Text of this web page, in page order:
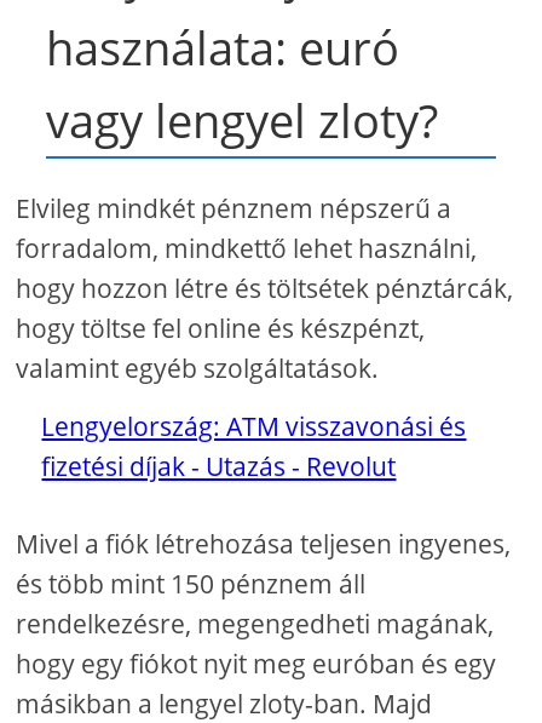
használata: euró
vagy lengyel zloty?
Elvileg mindkét pénznem népszerű a
forradalom, mindkettő lehet használni,
hogy hozzon létre és töltsétek pénztárcák,
hogy töltse fel online és készpénzt,
valamint egyéb szolgáltatások.
Lengyelország: ATM visszavonási és
fizetési díjak - Utazás - Revolut
Mivel a fiók létrehozása teljesen ingyenes,
és több mint 150 pénznem áll
rendelkezésre, megengedheti magának,
hogy egy fiókot nyit meg euróban és egy
másikban a lengyel zloty-ban. Majd